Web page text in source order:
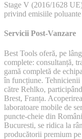
Stage V (2016/1628
privind emisiile
Servicii Post-Vanzare
Best Tools oferă, pe
complete: consultanță,
gamă completă de
în funcțiune. Tehnicienii
către Rehlko,
Brest, Franța.
laboratoare mobile de
puncte-cheie din
Bucuresti, se ridica la
producătorii premium